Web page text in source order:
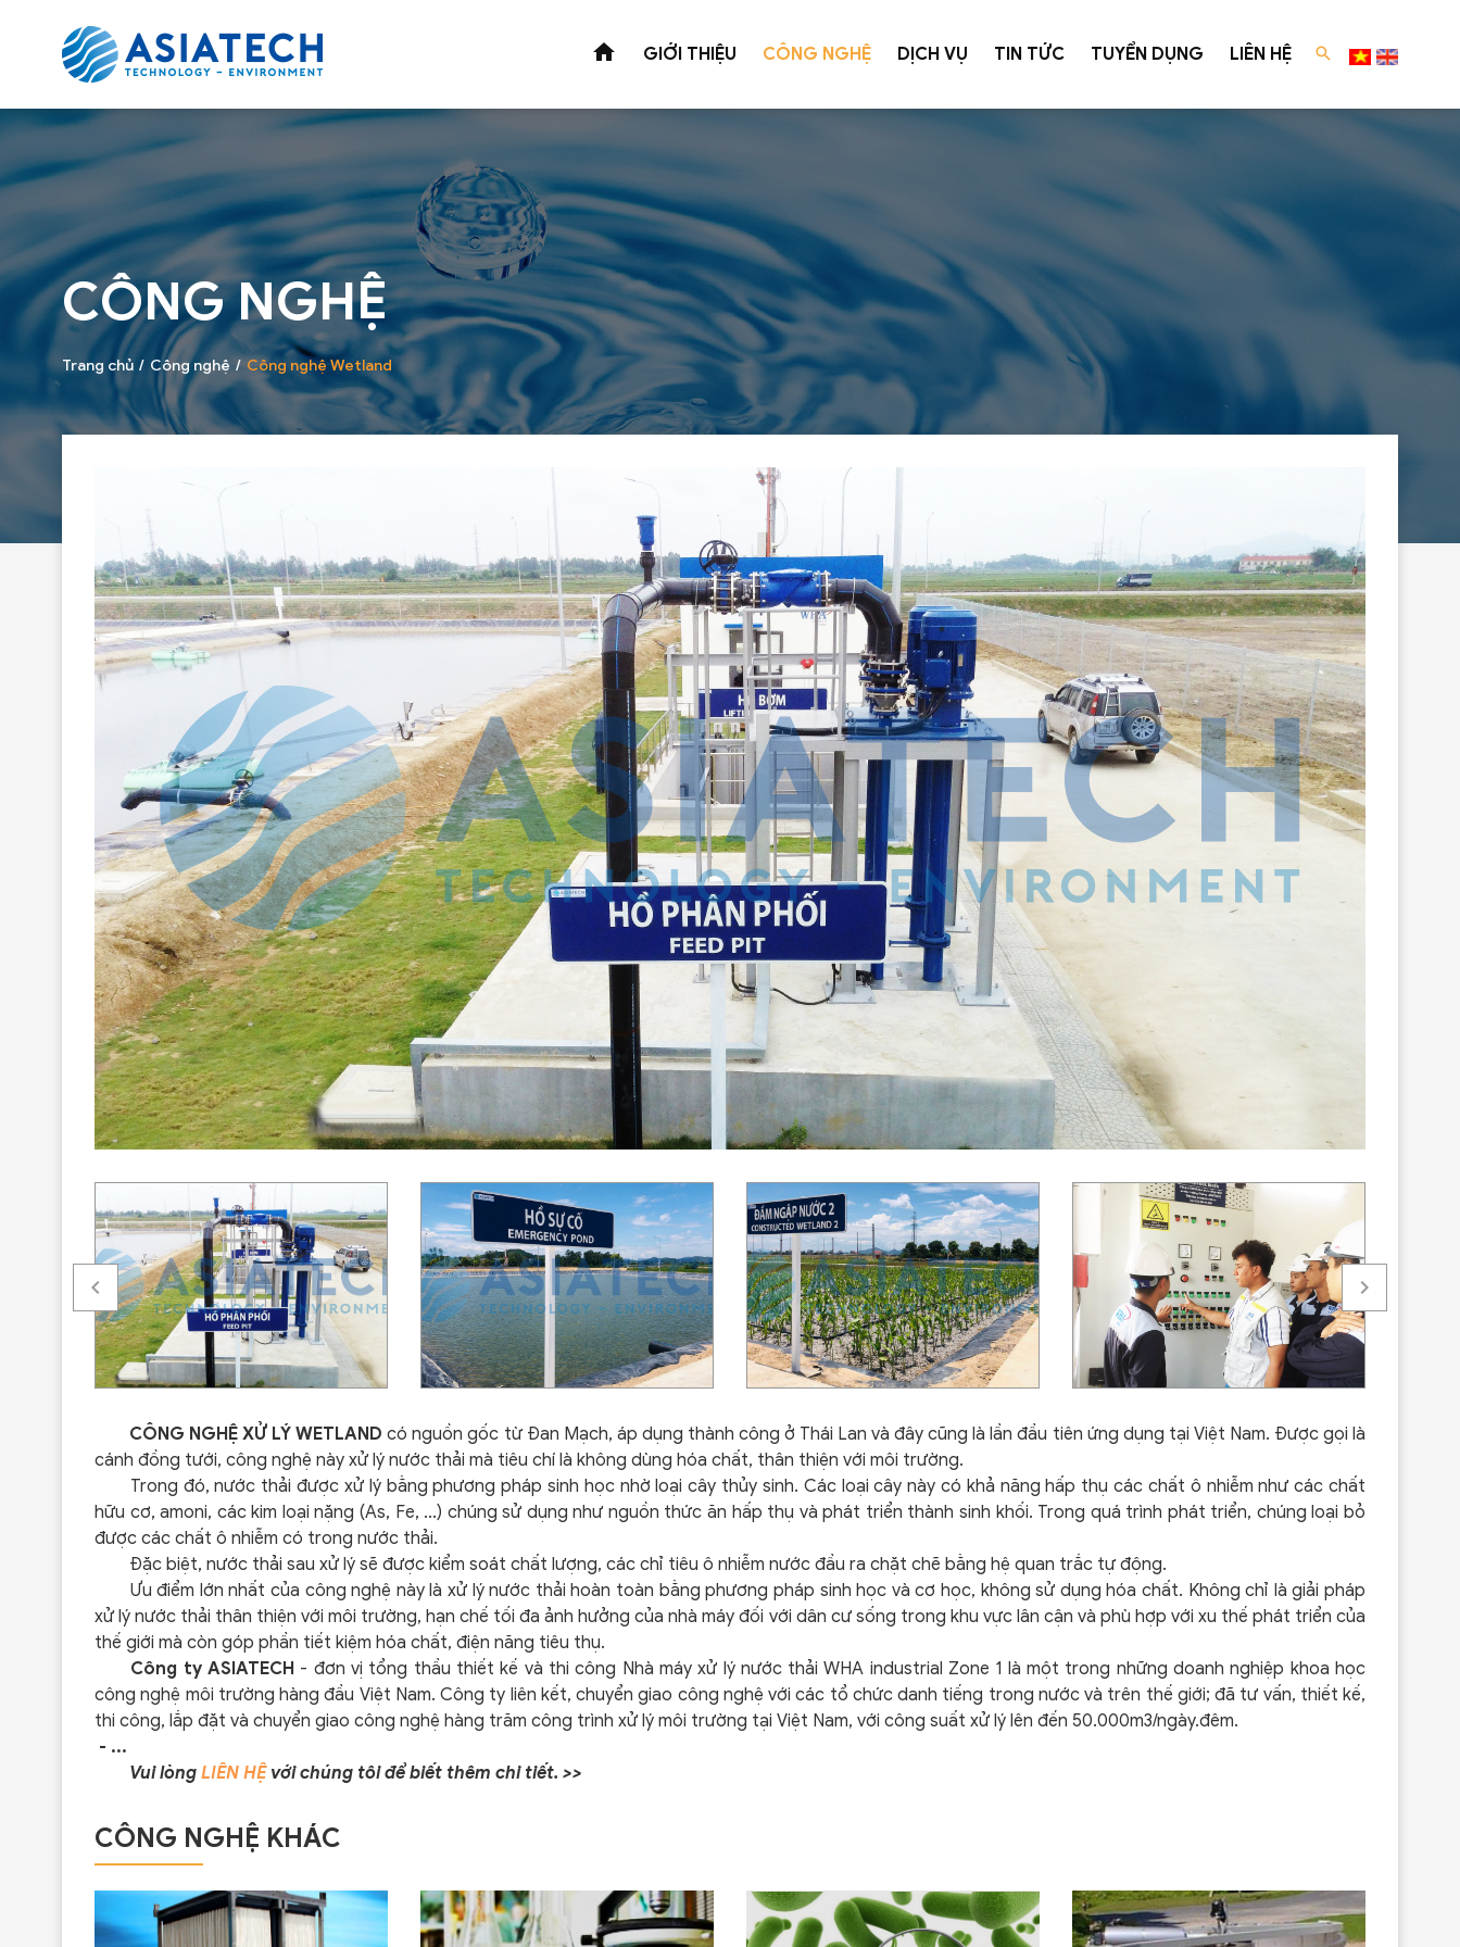
GIỚI THIỆU CÔNG NGHỆ
Công nghệ Wetland
Công nghệ tuyến nổi siêu nông
Công nghệ màng MBR ( Membrane Bio - Reactor)
Công nghệ xử lý nước thải có độ màu cao
Công nghệ xử lý sinh học
DỊCH VỤ
Xử lý nước thải
Khu công nghiệp
Ngành dệt nhuộm
Ngành giấy
Ngành bia - NGK
Ngành cà phê
Ngành thủy sản - Thực phẩm
Nước thải sinh hoạt
Nước ngầm
Nước mặt
Nước thải sau xử lý
Suretech - W
Tư vấn Luật Môi Trường
Dịch vụ tư vấn luật môi trường
TIN TỨC TUYỂN DỤNG LIÊN HỆ
CÔNG NGHỆ
Trang chủ Công nghệ Công nghệ Wetland
CÔNG NGHỆ XỬ LÝ WETLAND có nguồn gốc từ Đan Mạch, áp dụng thành công ở Thái Lan và đây cũng là lần đầu tiên ứng dụng tại Việt Nam. Được gọi là
cánh đồng tưới, công nghệ này xử lý nước thải mà tiêu chí là không dùng hóa chất, thân thiện với môi trường.
Trong đó, nước thải được xử lý bằng phương pháp sinh học nhờ loại cây thủy sinh. Các loại cây này có khả năng hấp thụ các chất ô nhiễm như các chất
hữu cơ, amoni, các kim loại nặng (As, Fe, ...) chúng sử dụng như nguồn thức ăn hấp thụ và phát triển thành sinh khối. Trong quá trình phát triển, chúng loại bỏ
được các chất ô nhiễm có trong nước thải.
Đặc biệt, nước thải sau xử lý sẽ được kiểm soát chất lượng, các chỉ tiêu ô nhiễm nước đầu ra chặt chẽ bằng hệ quan trắc tự động.
Ưu điểm lớn nhất của công nghệ này là xử lý nước thải hoàn toàn bằng phương pháp sinh học và cơ học, không sử dụng hóa chất. Không chỉ là giải pháp
xử lý nước thải thân thiện với môi trường, hạn chế tối đa ảnh hưởng của nhà máy đối với dân cư sống trong khu vực lân cận và phù hợp với xu thế phát triển của
thế giới mà còn góp phần tiết kiệm hóa chất, điện năng tiêu thụ.
Công ty ASIATECH - đơn vị tổng thầu thiết kế và thi công Nhà máy xử lý nước thải WHA industrial Zone 1 là một trong những doanh nghiệp khoa học
công nghệ môi trường hàng đầu Việt Nam. Công ty liên kết, chuyển giao công nghệ với các tổ chức danh tiếng trong nước và trên thế giới; đã tư vấn, thiết kế,
thi công, lắp đặt và chuyển giao công nghệ hàng trăm công trình xử lý môi trường tại Việt Nam, với công suất xử lý lên đến 50.000m3/ngày.đêm.
- ...
Vui lòng LIÊN HỆvới chúng tôi để biết thêm chi tiết. >>
CÔNG NGHỆ KHÁC